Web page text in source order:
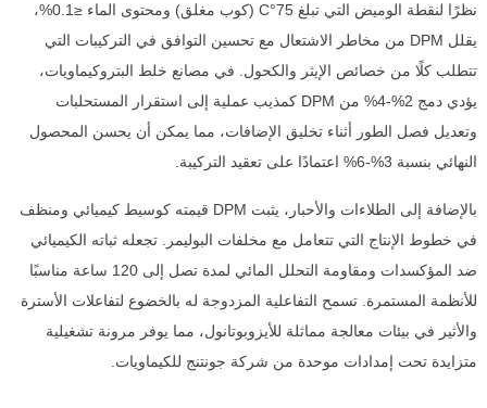
نظرًا لنقطة الوميض التي تبلغ 75°C (كوب مغلق) ومحتوى الماء ≤0.1%،
يقلل DPM من مخاطر الاشتعال مع تحسين التوافق في التركيبات التي
تتطلب كلًا من خصائص الإيثر والكحول. في مصانع خلط البتروكيماويات،
يؤدي دمج 2%-4% من DPM كمذيب عملية إلى استقرار المستحلبات
وتعديل فصل الطور أثناء تخليق الإضافات، مما يمكن أن يحسن المحصول
النهائي بنسبة 3%-6% اعتمادًا على تعقيد التركيبة.
بالإضافة إلى الطلاءات والأحبار، يثبت DPM قيمته كوسيط كيميائي ومنظف
في خطوط الإنتاج التي تتعامل مع مخلفات البوليمر. تجعله ثباته الكيميائي
ضد المؤكسدات ومقاومة التحلل المائي لمدة تصل إلى 120 ساعة مناسبًا
للأنظمة المستمرة. تسمح التفاعلية المزدوجة له بالخضوع لتفاعلات الأسترة
والأثير في بيئات معالجة مماثلة للأيزوبوتانول، مما يوفر مرونة تشغيلية
متزايدة تحت إمدادات موحدة من شركة جونتنج للكيماويات.